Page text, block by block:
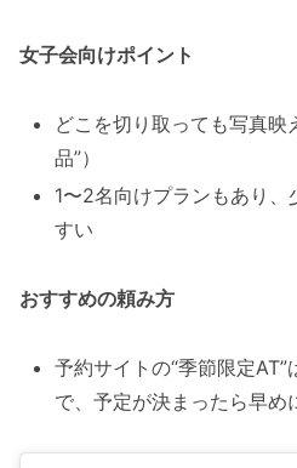
女子会向けポイント
どこを切り取っても写真映
品”）
1〜2名向けプランもあり
すい
おすすめの頼み方
予約サイトの“季節限定
で、予定が決まったら早め